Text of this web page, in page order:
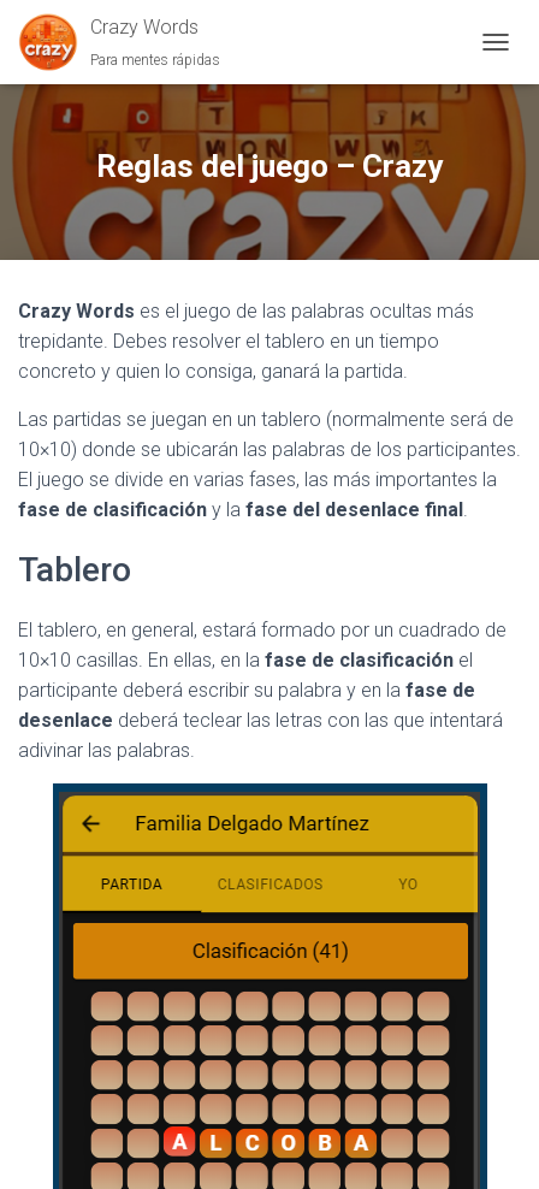
Crazy Words
Para mentes rápidas
A
M
M
O
E
G
Reglas del juego – Crazy
Crazy Words es el juego de las palabras ocultas más
trepidante. Debes resolver el tablero en un tiempo
concreto y quien lo consiga, ganará la partida.
Las partidas se juegan en un tablero (normalmente será de
10×10) donde se ubicarán las palabras de los participantes.
El juego se divide en varias fases, las más importantes la
fase de clasificación y la fase del desenlace final.
Tablero
El tablero, en general, estará formado por un cuadrado de
10×10 casillas. En ellas, en la fase de clasificación el
participante deberá escribir su palabra y en la fase de
desenlace deberá teclear las letras con las que intentará
adivinar las palabras.